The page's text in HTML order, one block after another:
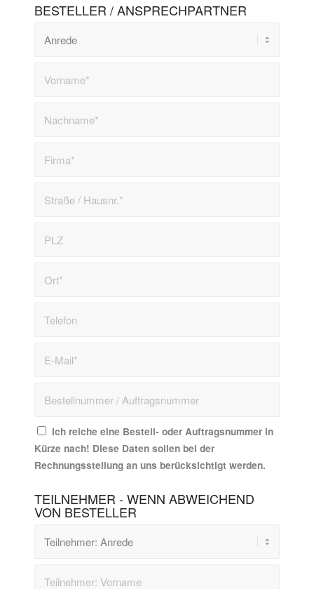
BESTELLER / ANSPRECHPARTNER
Ich reiche eine Bestell- oder Auftragsnummer in
Kürze nach! Diese Daten sollen bei der
Rechnungsstellung an uns berücksichtigt werden.
TEILNEHMER - WENN ABWEICHEND
VON BESTELLER